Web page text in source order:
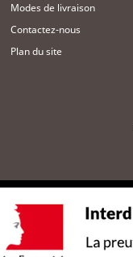
Modes de livraison
Contactez-nous
Plan du site